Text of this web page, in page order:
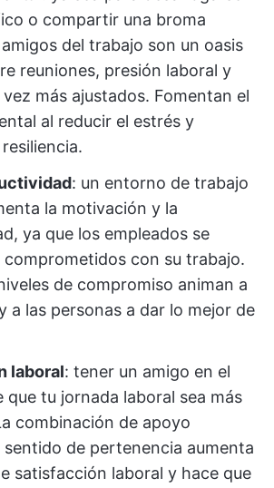
o compartir una broma
del trabajo son un oasis
reuniones, presión laboral y
más ajustados. Fomentan el
al reducir el estrés y
: un entorno de trabajo
la motivación y la
ya que los empleados se
comprometidos con su trabajo.
de compromiso animan a
a las personas a dar lo mejor de
laboral: tener un amigo en el
que tu jornada laboral sea más
combinación de apoyo
sentido de pertenencia aumenta
satisfacción laboral y hace que